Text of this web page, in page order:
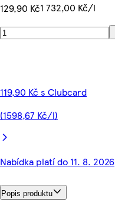
129,90 Kč1 732,00 Kč/l
119,90 Kč s Clubcard
(1598,67 Kč/l)
Nabídka platí do 11. 8. 2026
Popis produktu